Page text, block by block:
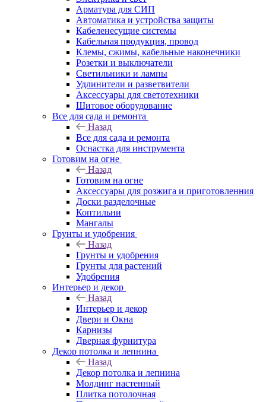
Арматура для СИП
Автоматика и устройства защиты
Кабеленесущие системы
Кабельная продукция, провод
Клемы, сжимы, кабельные наконечники
Розетки и выключатели
Светильники и лампы
Удлинители и разветвители
Аксессуары для светотехники
Щитовое оборудование
Все для сада и ремонта
Назад
Все для сада и ремонта
Оснастка для инструмента
Готовим на огне
Назад
Готовим на огне
Аксессуары для розжига и приготовленния
Доски разделочные
Коптильни
Мангалы
Грунты и удобрения
Назад
Грунты и удобрения
Грунты для растений
Удобрения
Интерьер и декор
Назад
Интерьер и декор
Двери и Окна
Карнизы
Дверная фурнитура
Декор потолка и лепнина
Назад
Декор потолка и лепнина
Молдинг настенный
Плитка потолочная